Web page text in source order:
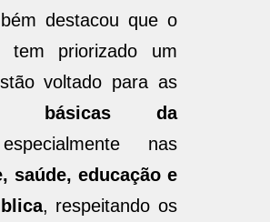
destacou que o
tem priorizado um
voltado para as
básicas da
nas
saúde, educação e
, respeitando os